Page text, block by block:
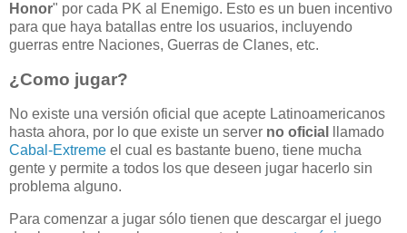
Honor" por cada PK al Enemigo. Esto es un buen incentivo
para que haya batallas entre los usuarios, incluyendo
guerras entre Naciones, Guerras de Clanes, etc.
¿Como jugar?
No existe una versión oficial que acepte Latinoamericanos
hasta ahora, por lo que existe un server no oficial
llamado
Cabal-Extreme el cual es bastante bueno, tiene mucha
gente y permite a todos los que deseen jugar hacerlo sin
problema alguno.
Para comenzar a jugar sólo tienen que descargar el juego